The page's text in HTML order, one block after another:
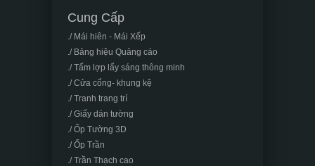
Cung Cấp
./ Mái hiên - Mái Xếp
./ Bảng hiệu Quảng cáo
./ Tấm lợp lấy sáng thông minh
./ Cửa cổng- khung kệ
./ Tranh trang trí
./ Giấy dán tường
./ Ốp Tường 3D
./ Ốp Trần
./ Trần Thạch cao